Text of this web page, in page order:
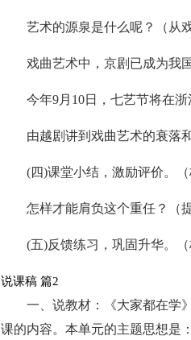
艺术的源泉是什么呢？（从
戏曲艺术中，京剧已成为我
今年9月10日，七艺节将在
由越剧讲到戏曲艺术的衰落
(四)课堂小结，激励评价。（
怎样才能肩负这个重任？（
(五)反馈练习，巩固升华
说课稿 篇2
一、说教材：《大家都在学
课的内容。本单元的主题思想是